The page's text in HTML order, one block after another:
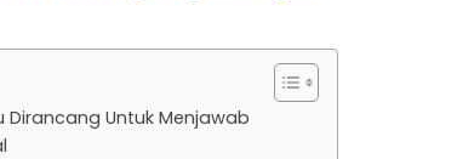
Dirancang Untuk Menjawab